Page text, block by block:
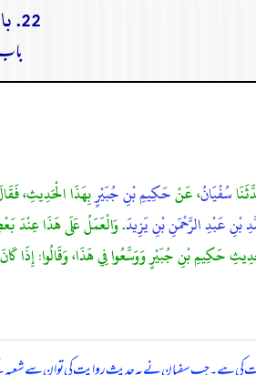
22. باب ما جاء من تحل له الزكاة
سُفْيَانُ، عَنْحَكِيمِ بْنِ جُبَيْرٍبِهَذَا الْحَدِيثِ،
بْنِ عَبْدِ الرَّحْمَنِ بْنِ يَزِيدَ. وَالْعَمَلُ عَلَى هَذَا عِنْدَ
بْنِ جُبَيْرٍ وَوَسَّعُوا فِي هَذَا، وَقَالُوا: إِذَا